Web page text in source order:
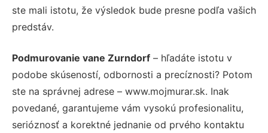
ste mali istotu, že výsledok bude presne podľa vašich
predstáv.
Podmurovanie vane Zurndorf – hľadáte istotu v
podobe skúseností, odbornosti a precíznosti? Potom
ste na správnej adrese – www.mojmurar.sk. Inak
povedané, garantujeme vám vysokú profesionalitu,
serióznosť a korektné jednanie od prvého kontaktu